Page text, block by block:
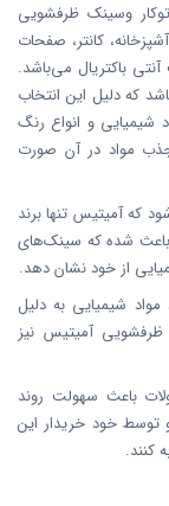
وسینک ظرفشویی
کانتر، صفحات
باکتریال می‌باشد.
که دلیل این انتخاب
شیمیایی و انواع رنگ
مواد در آن صورت
که آمیتیس تنها برند
باعث شده که سینک‌های
از خود نشان دهد.
شیمیایی به دلیل
ظرفشویی آمیتیس نیز
باعث سهولت روند
توسط خود خریدار این
کنند.